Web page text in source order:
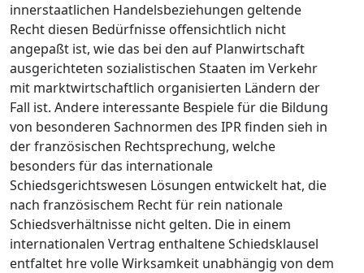
innerstaatlichen Handelsbeziehungen geltende
Recht diesen Bedürfnisse offensichtlich nicht
angepaßt ist, wie das bei den auf Planwirtschaft
ausgerichteten sozialistischen Staaten im Verkehr
mit marktwirtschaftlich organisierten Ländern der
Fall ist. Andere interessante Bespiele für die Bildung
von besonderen Sachnormen des IPR finden sieh in
der französischen Rechtsprechung, welche
besonders für das internationale
Schiedsgerichtswesen Lösungen entwickelt hat, die
nach französischem Recht für rein nationale
Schiedsverhältnisse nicht gelten. Die in einem
internationalen Vertrag enthaltene Schiedsklausel
entfaltet hre volle Wirksamkeit unabhängig von dem